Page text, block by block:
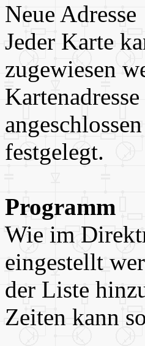
Neue Adresse
Jeder Karte
zugewiesen
festgelegt.
Programm
Wie im
eingestellt
der Liste
Zeiten kann